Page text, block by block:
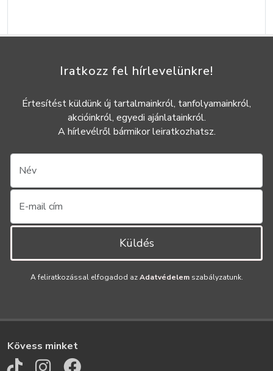
Iratkozz fel hírlevelünkre!
Értesítést küldünk új tartalmainkról, tanfolyamainkról,
akcióinkról, egyedi ajánlatainkról.
A hírlevélről bármikor leiratkozhatsz.
Küldés
A feliratkozással elfogadod azAdatvédelemszabályzatunk.
Kövess minket